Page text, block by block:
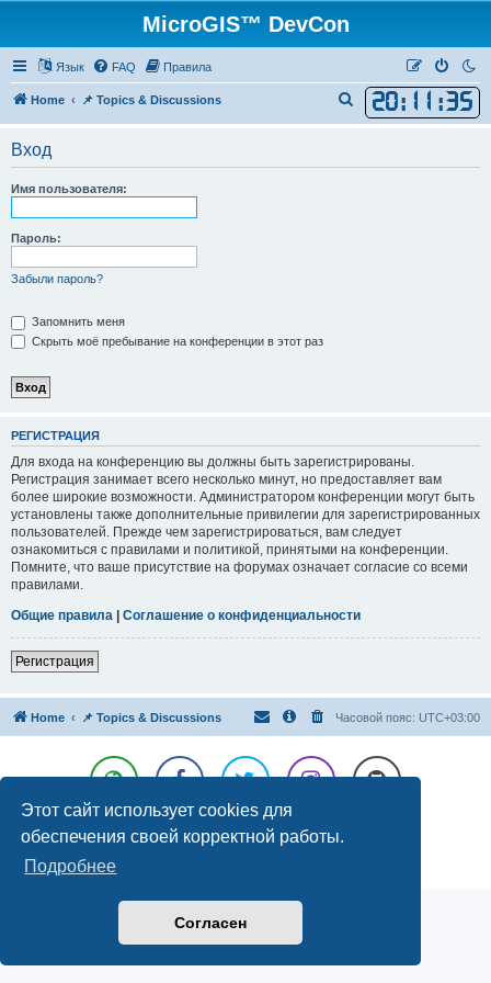
Этот сайт использует cookies для
обеспечения своей корректной работы.
Подробнее
Согласен
MicroGIS™ DevCon
Язык FAQ Правила
Home 📌 Topics & Discussions 20: 11 :35
о
Вход
Имя пользователя:
Пароль:
Забыли пароль?
Запомнить меня
Скрыть моё пребывание на конференции в этот раз
РЕГИСТРАЦИЯ
Для входа на конференцию вы должны быть зарегистрированы.
Регистрация занимает всего несколько минут, но предоставляет вам
более широкие возможности. Администратором конференции могут быть
установлены также дополнительные привилегии для зарегистрированных
пользователей. Прежде чем зарегистрироваться, вам следует
ознакомиться с правилами и политикой, принятыми на конференции.
Помните, что ваше присутствие на форумах означает согласие со всеми
правилами.
Общие правила | Соглашение о конфиденциальности
Регистрация
Home 📌 Topics & Discussions Часовой пояс: UTC+03:00
Создано на основе
® Forum Software © phpBB Limited
Русская поддержка phpBB